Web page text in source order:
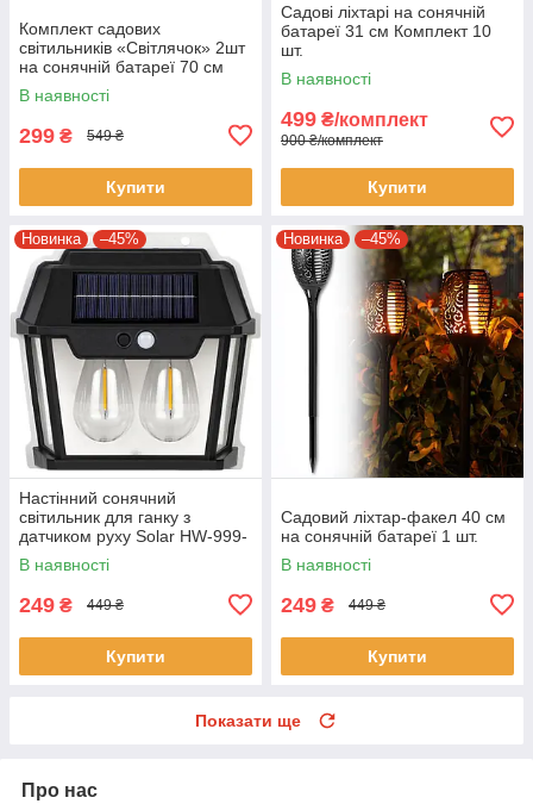
Комплект садових
світильників «Світлячок» 2шт
на сонячній батареї 70 см
Теплий білий
В наявності
299 ₴ 549 ₴
Купити
Садові ліхтарі на сонячній
батареї 31 см Комплект 10
шт.
В наявності
499 ₴/комплект
900 ₴/комплект
Купити
Новинка –45%
Настінний сонячний
світильник для ганку з
датчиком руху Solar HW-999-
2 Ліхтар на 3 режими
В наявності
249 ₴ 449 ₴
Купити
Новинка –45%
Садовий ліхтар-факел 40 см
на сонячній батареї 1 шт.
В наявності
249 ₴ 449 ₴
Купити
Показати ще
Про нас